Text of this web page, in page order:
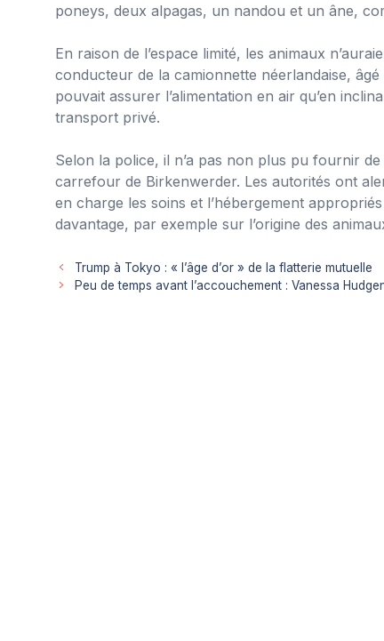
poneys, deux alpagas, un nandou et un âne,
En raison de l’espace limité, les animaux
conducteur de la camionnette néerlandaise, âgé
pouvait assurer l’alimentation en air qu’en
transport privé.
Selon la police, il n’a pas non plus pu fournir
carrefour de Birkenwerder. Les autorités ont
en charge les soins et l’hébergement
davantage, par exemple sur l’origine des
Trump à Tokyo : « l’âge d’or » de la flatterie mutuelle
Peu de temps avant l’accouchement : Vanessa